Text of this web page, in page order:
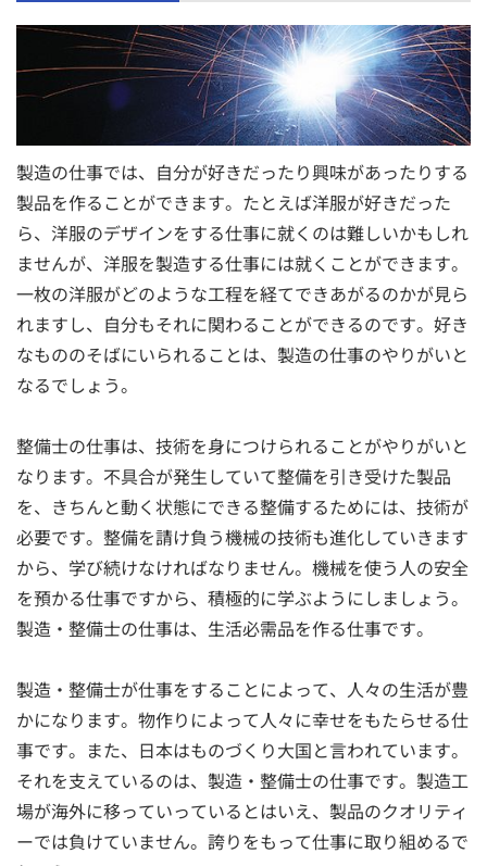
製造の仕事では、自分が好きだったり興味があったりする
製品を作ることができます。たとえば洋服が好きだった
ら、洋服のデザインをする仕事に就くのは難しいかもしれ
ませんが、洋服を製造する仕事には就くことができます。
一枚の洋服がどのような工程を経てできあがるのかが見ら
れますし、自分もそれに関わることができるのです。好き
なもののそばにいられることは、製造の仕事のやりがいと
なるでしょう。
整備士の仕事は、技術を身につけられることがやりがいと
なります。不具合が発生していて整備を引き受けた製品
を、きちんと動く状態にできる整備するためには、技術が
必要です。整備を請け負う機械の技術も進化していきます
から、学び続けなければなりません。機械を使う人の安全
を預かる仕事ですから、積極的に学ぶようにしましょう。
製造・整備士の仕事は、生活必需品を作る仕事です。
製造・整備士が仕事をすることによって、人々の生活が豊
かになります。物作りによって人々に幸せをもたらせる仕
事です。また、日本はものづくり大国と言われています。
それを支えているのは、製造・整備士の仕事です。製造工
場が海外に移っていっているとはいえ、製品のクオリティ
ーでは負けていません。誇りをもって仕事に取り組めるで